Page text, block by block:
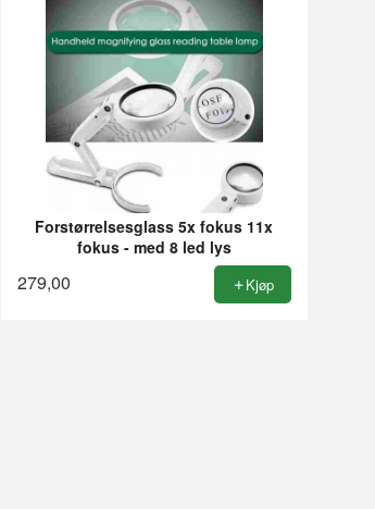
Forstørrelsesglass 5x fokus 11x
fokus - med 8 led lys
279,00 Kjøp